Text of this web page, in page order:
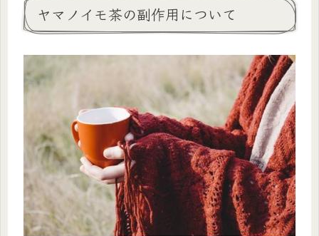
ヤマノイモ茶の副作用について